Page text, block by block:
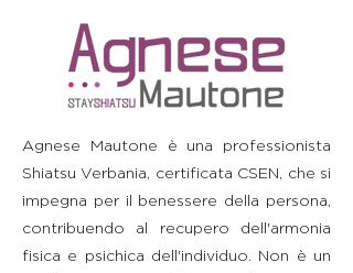
Agnese Mautone è una professionista
Shiatsu Verbania, certificata CSEN, che si
impegna per il benessere della persona,
contribuendo al recupero dell'armonia
fisica e psichica dell'individuo. Non è un